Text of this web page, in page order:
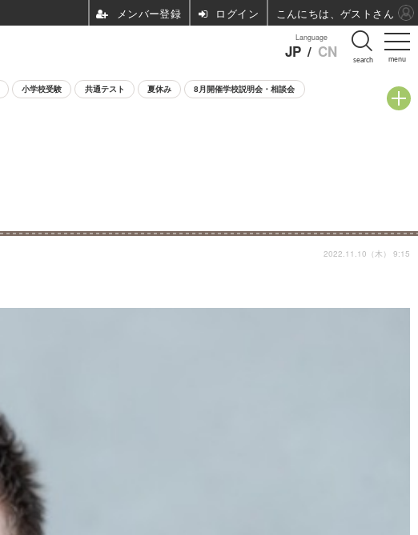
menu
Language
JP / CN search
小学校受験 共通テスト 夏休み 8月開催学校説明会・相談会
2022.11.10（木） 9:15
ログイン こんにちは、ゲストさん